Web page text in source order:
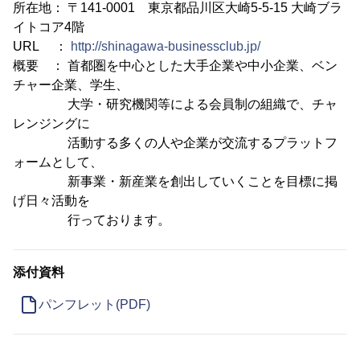
所在地： 〒141-0001 東京都品川区大崎5-5-15 大崎ブラ
イトコア4階
URL ：
http://shinagawa-businessclub.jp/
概要 ： 首都圏を中心とした大手企業や中小企業、ベン
チャー企業、学生、
大学・研究機関等による会員制の組織で、チャ
レンジングに
活動する多くの人や企業が交流するプラットフ
ォームとして、
新事業・新産業を創出していくことを目標に掲
げ日々活動を
行っております。
添付資料
パンフレット(PDF)